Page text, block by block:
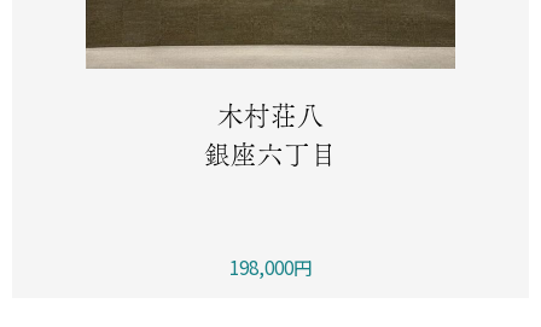
木村荘八
銀座六丁目
198,000円